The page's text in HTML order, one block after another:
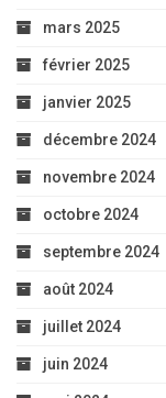
mars 2025
février 2025
janvier 2025
décembre 2024
novembre 2024
octobre 2024
septembre 2024
août 2024
juillet 2024
juin 2024